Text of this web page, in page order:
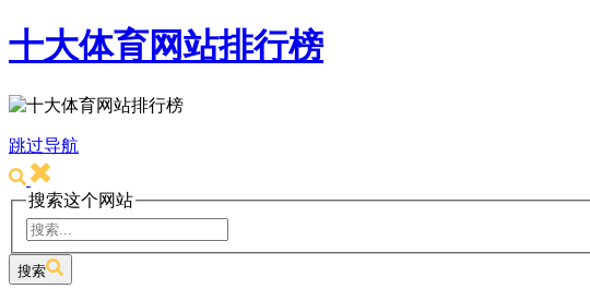
十大体育网站排行榜
跳过导航
搜索这个网站
搜索